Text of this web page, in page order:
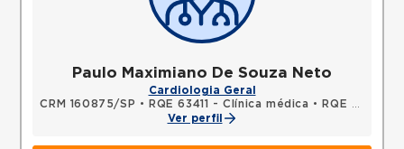
Paulo Maximiano De Souza Neto
Cardiologia Geral
CRM 160875/SP • RQE 63411 - Clínica médica •
RQE 74159 - Cardiologia
Ver perfil